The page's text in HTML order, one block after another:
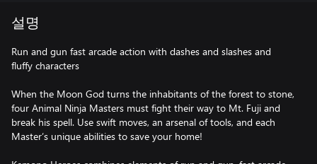
설명
Run and gun fast arcade action with dashes and slashes and
fluffy characters
When the Moon God turns the inhabitants of the forest to stone,
four Animal Ninja Masters must fight their way to Mt. Fuji and
break his spell. Use swift moves, an arsenal of tools, and each
Master’s unique abilities to save your home!